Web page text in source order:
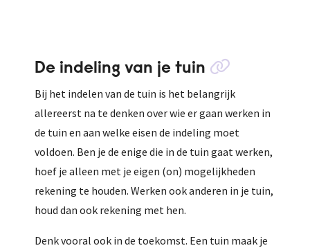
De indeling van je tuin
Bij het indelen van de tuin is het belangrijk
allereerst na te denken over wie er gaan werken in
de tuin en aan welke eisen de indeling moet
voldoen. Ben je de enige die in de tuin gaat werken,
hoef je alleen met je eigen (on) mogelijkheden
rekening te houden. Werken ook anderen in je tuin,
houd dan ook rekening met hen.
Denk vooral ook in de toekomst. Een tuin maak je